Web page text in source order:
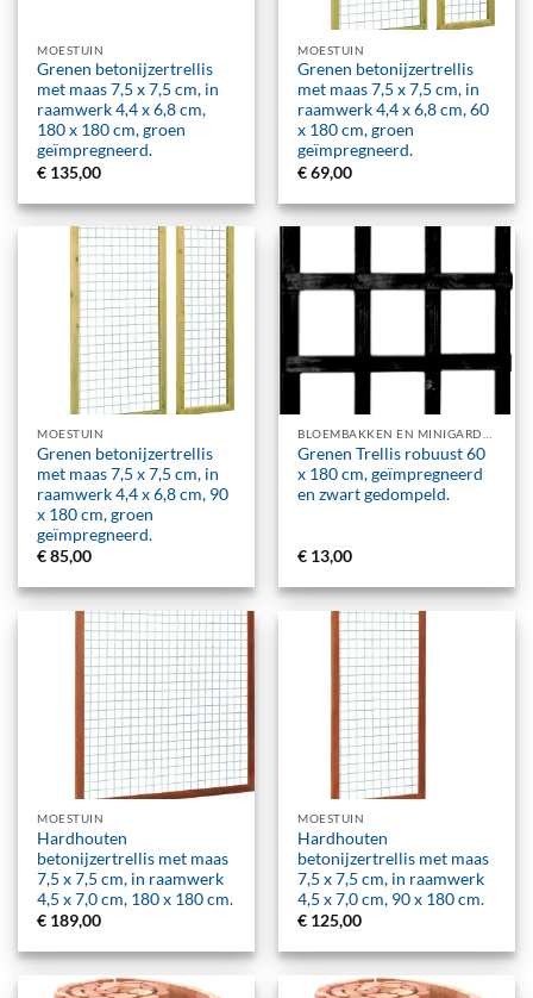
MOESTUIN
Grenen betonijzertrellis
met maas 7,5 x 7,5 cm, in
raamwerk 4,4 x 6,8 cm,
180 x 180 cm, groen
geïmpregneerd.
€ 135,00
MOESTUIN
Grenen betonijzertrellis
met maas 7,5 x 7,5 cm, in
raamwerk 4,4 x 6,8 cm, 60
x 180 cm, groen
geïmpregneerd.
€69,00
MOESTUIN
Grenen betonijzertrellis
met maas 7,5 x 7,5 cm, in
raamwerk 4,4 x 6,8 cm, 90
x 180 cm, groen
geïmpregneerd.
€85,00
Grenen Trellis robuust 60
x 180 cm, geïmpregneerd
en zwart gedompeld.
€ 13,00
MOESTUIN
Hardhouten
betonijzertrellis met maas
7,5 x 7,5 cm, in raamwerk
4,5 x 7,0 cm, 180 x 180 cm.
€ 189,00
MOESTUIN
Hardhouten
betonijzertrellis met maas
7,5 x 7,5 cm, in raamwerk
4,5 x 7,0 cm, 90 x 180 cm.
€ 125,00